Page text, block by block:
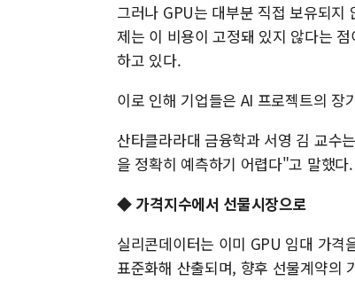
그러나 GPU는 대부분 직접 보유되
제는 이 비용이 고정돼 있지 않다는
하고 있다.
이로 인해 기업들은 AI 프로젝트의 장
산타클라라대 금융학과 서영 김 교수
을 정확히 예측하기 어렵다"고 말했다.
◆ 가격지수에서 선물시장으로
실리콘데이터는 이미 GPU 임대 가격
표준화해 산출되며, 향후 선물계약의